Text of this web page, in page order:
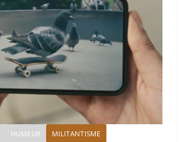
HUMEUR
MILITANTISME